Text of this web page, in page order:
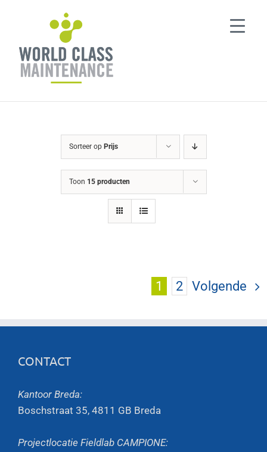
Sorteer op Prijs
Toon 15 producten
1 2 Volgende
CONTACT
Kantoor Breda:
Boschstraat 35, 4811 GB Breda
Projectlocatie Fieldlab CAMPIONE: